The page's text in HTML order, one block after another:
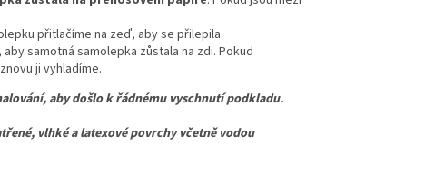
přitlačíme na zeď, aby se přilepila.
samotná samolepka zůstala na zdi. Pokud
ji vyhladíme.
aby došlo k řádnému vyschnutí podkladu.
vlhké a latexové povrchy včetně vodou